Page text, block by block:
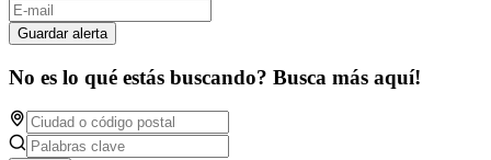
Guardar alerta
No es lo qué estás buscando? Busca más aquí!